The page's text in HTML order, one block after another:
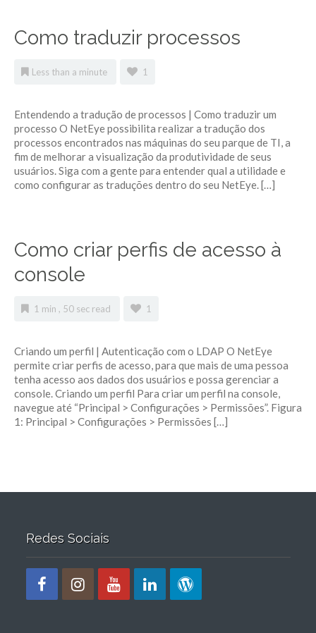
Como traduzir processos
Less than a minute 1
Entendendo a tradução de processos | Como traduzir um
processo O NetEye possibilita realizar a tradução dos
processos encontrados nas máquinas do seu parque de TI, a
fim de melhorar a visualização da produtividade de seus
usuários. Siga com a gente para entender qual a utilidade e
como configurar as traduções dentro do seu NetEye. […]
Como criar perfis de acesso à
console
1 min , 50 sec read 1
Criando um perfil | Autenticação com o LDAP O NetEye
permite criar perfis de acesso, para que mais de uma pessoa
tenha acesso aos dados dos usuários e possa gerenciar a
console. Criando um perfil Para criar um perfil na console,
navegue até “Principal > Configurações > Permissões”. Figura
1: Principal > Configurações > Permissões […]
Redes Sociais